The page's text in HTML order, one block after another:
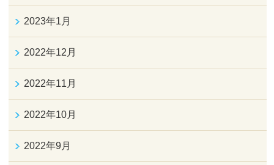
2023年1月
2022年12月
2022年11月
2022年10月
2022年9月